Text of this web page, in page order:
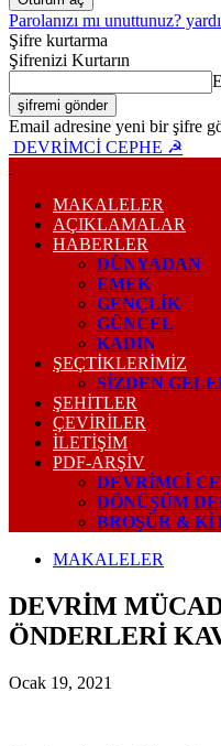
Parolanızı mı unuttunuz?
Şifre kurtarma
Şifrenizi Kurtarın
Email adresine yeni bir şifre
DEVRİMCİ CEPHE ☭
MAKALELER
AÇIKLAMALAR
HABERLER
DÜNYADAN
EMEK
GENÇLİK
GÜNCEL
KADIN
ŞEÇTİKLERİMİZ
SİZDEN
ŞEHİTLER
ÇEVİRİLER
İLETİŞİM
PDF-ARŞIV
DEVRIMCI
DÖNÜŞÜM
BROŞÜR &
MAKALELER
DEVRİM
ÖNDERLERİ
Ocak 19, 2021